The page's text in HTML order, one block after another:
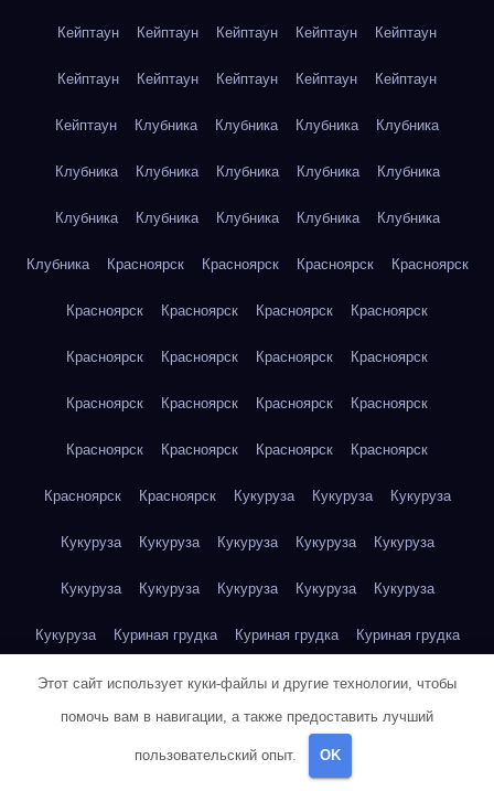
Кейптаун Кейптаун Кейптаун Кейптаун Кейптаун
Кейптаун Кейптаун Кейптаун Кейптаун Кейптаун
Кейптаун Клубника Клубника Клубника Клубника
Клубника Клубника Клубника Клубника Клубника
Клубника Клубника Клубника Клубника Клубника
Клубника Красноярск Красноярск Красноярск Красноярск
Красноярск Красноярск Красноярск Красноярск
Красноярск Красноярск Красноярск Красноярск
Красноярск Красноярск Красноярск Красноярск
Красноярск Красноярск Красноярск Красноярск
Красноярск Красноярск Кукуруза Кукуруза Кукуруза
Кукуруза Кукуруза Кукуруза Кукуруза Кукуруза
Кукуруза Кукуруза Кукуруза Кукуруза Кукуруза
Кукуруза Куриная грудка Куриная грудка Куриная грудка
Куриная грудка Куриная грудка Куриная грудка
Куриная грудка Куриная грудка
Куриная грудка
Этот сайт использует куки-файлы и другие технологии, чтобы
помочь вам в навигации, а также предоставить лучший
пользовательский опыт. OK